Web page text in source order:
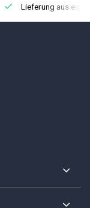
Lieferung aus